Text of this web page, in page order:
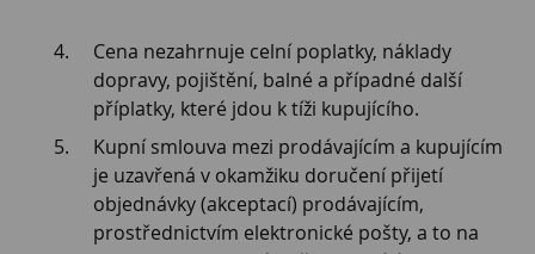
Cena nezahrnuje celní poplatky, náklady
dopravy, pojištění, balné a případné další
příplatky, které jdou k tíži kupujícího.
Kupní smlouva mezi prodávajícím a kupujícím
je uzavřená v okamžiku doručení přijetí
objednávky (akceptací) prodávajícím,
prostřednictvím elektronické pošty, a to na